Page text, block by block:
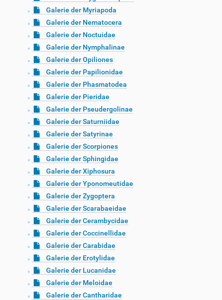
Galerie der Myriapoda
Galerie der Nematocera
Galerie der Noctuidae
Galerie der Nymphalinae
Galerie der Opiliones
Galerie der Papilionidae
Galerie der Phasmatodea
Galerie der Pieridae
Galerie der Pseudergolinae
Galerie der Saturniidae
Galerie der Satyrinae
Galerie der Scorpiones
Galerie der Sphingidae
Galerie der Xiphosura
Galerie der Yponomeutidae
Galerie der Zygoptera
Galerie der Scarabaeidae
Galerie der Cerambycidae
Galerie der Coccinellidae
Galerie der Carabidae
Galerie der Erotylidae
Galerie der Lucanidae
Galerie der Meloidae
Galerie der Cantharidae